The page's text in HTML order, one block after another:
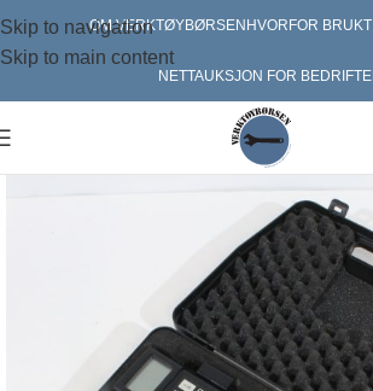
Skip to navigation
Skip to main content
OM VERKTØYBØRSEN HVORFOR
NETTAUKSJON FOR